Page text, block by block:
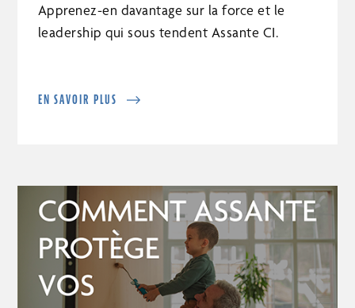
Apprenez-en davantage sur la force et le
leadership qui sous tendent Assante CI.
EN SAVOIR PLUS